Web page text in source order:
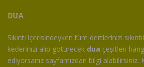
DUA
Sıkıntı içerisindeyken tüm dertlerinizi
kederinizi alıp götürecek dua çeşitleri
ediyorsanız sayfamızdan bilgi